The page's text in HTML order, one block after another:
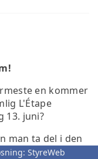
en kommer
L'Étape
13. juni?
man ta del i den
L’Etape
StyreWeb